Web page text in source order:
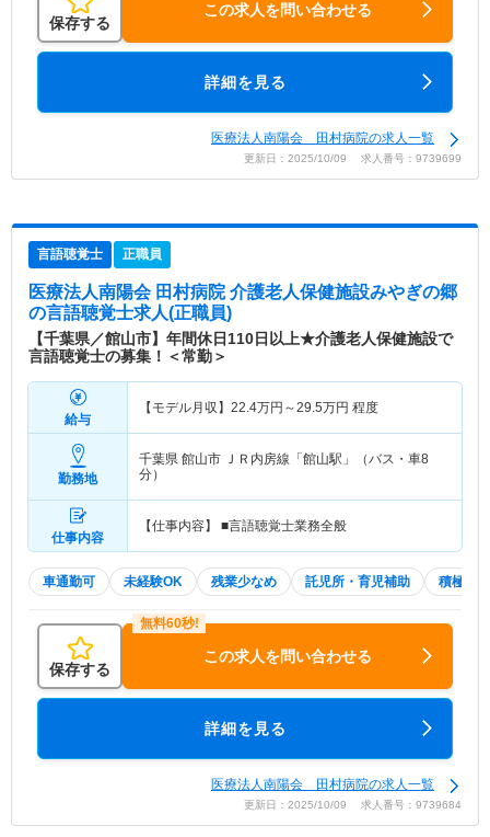
保存する
この求人を問い合わせる
詳細を見る
医療法人南陽会 田村病院の求人一覧
更新日：2025/10/09 求人番号：9739699
言語聴覚士 正職員
医療法人南陽会 田村病院 介護老人保健施設みやぎの郷
の言語聴覚士求人(正職員)
【千葉県／館山市】年間休日110日以上★介護老人保健施設で
言語聴覚士の募集！＜常勤＞
給与
【モデル月収】 22.4万円～29.5万円 程度
勤務地
千葉県 館山市 ＪＲ内房線「館山駅」（バス・車8
分）
仕事内容
【仕事内容】 ■言語聴覚士業務全般
車通勤可 未経験OK 残業少なめ 託児所・育児補助 積極採
保存する
この求人を問い合わせる
詳細を見る
医療法人南陽会 田村病院の求人一覧
更新日：2025/10/09 求人番号：9739684